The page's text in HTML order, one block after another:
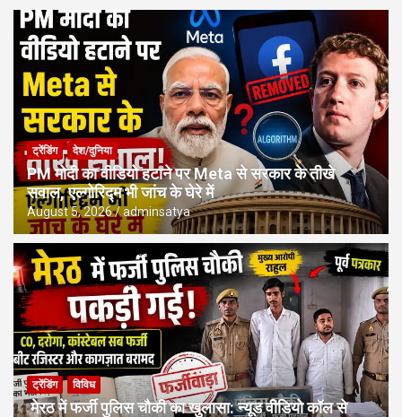
ट्रेंडिंग देश/दुनिया
PM मोदी का वीडियो हटाने पर Meta से सरकार के तीखे
सवाल, एल्गोरिद्म भी जांच के घेरे में
August 5, 2026 adminsatya
ट्रेंडिंग विविध
मेरठ में फर्जी पुलिस चौकी का खुलासा: न्यूड वीडियो कॉल से